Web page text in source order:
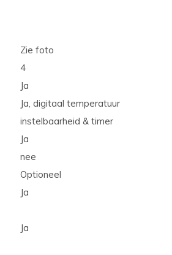
Zie foto
4
Ja
Ja, digitaal temperatuur
instelbaarheid & timer
Ja
nee
Optioneel
Ja
Ja